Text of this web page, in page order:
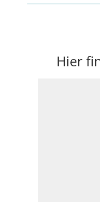
Hier